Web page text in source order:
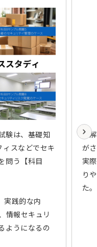
験は、基礎知
スなどでセキ
問う【科目
実践的な内
情報セキュリ
ようになるの
難
が
実
り
た。